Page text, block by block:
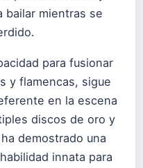
bailar mientras se
para fusionar
y flamencas, sigue
en la escena
discos de oro y
demostrado una
innata para